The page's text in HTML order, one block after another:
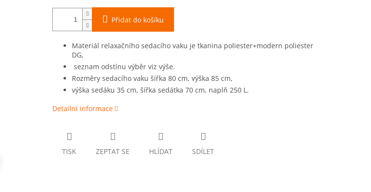
Přidat do košíku
Materiál relaxačního sedacího vaku je tkanina poliester+modern poliester
DG,
seznam odstínu výběr viz výše.
Rozměry sedacího vaku šířka 80 cm, výška 85 cm,
výška sedáku 35 cm, šířka sedátka 70 cm, naplň 250 L.
Detailní informace
TISK ZEPTAT SE HLÍDAT SDÍLET